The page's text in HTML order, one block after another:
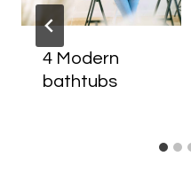
4 Modern
bathtubs